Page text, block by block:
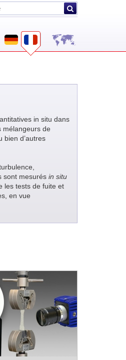
in situ dans
mélangeurs de
bien d’autres
sont mesurés in situ
les tests de fuite et
en vue